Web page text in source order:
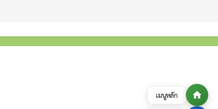
เมนูหลัก home